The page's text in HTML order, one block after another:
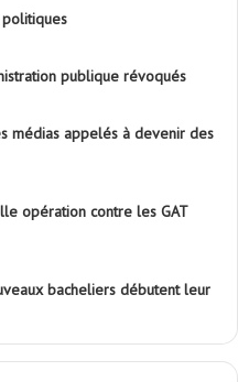
publique révoqués
médias appelés à devenir des
opération contre les GAT
bacheliers débutent leur